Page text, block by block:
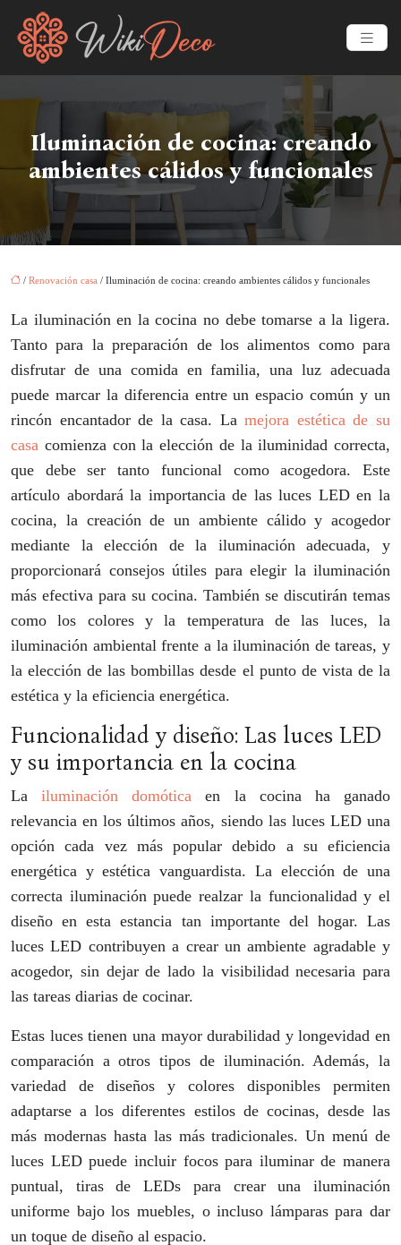
Iluminación de cocina: creando
ambientes cálidos y funcionales
/ Renovación casa / Iluminación de cocina: creando ambientes cálidos y funcionales
La iluminación en la cocina no debe tomarse a la ligera.
Tanto para la preparación de los alimentos como para
disfrutar de una comida en familia, una luz adecuada
puede marcar la diferencia entre un espacio común y un
rincón encantador de la casa. Lamejora estética de su
casa comienza con la elección de la iluminidad correcta,
que debe ser tanto funcional como acogedora. Este
artículo abordará la importancia de las luces LED en la
cocina, la creación de un ambiente cálido y acogedor
mediante la elección de la iluminación adecuada, y
proporcionará consejos útiles para elegir la iluminación
más efectiva para su cocina. También se discutirán temas
como los colores y la temperatura de las luces, la
iluminación ambiental frente a la iluminación de tareas, y
la elección de las bombillas desde el punto de vista de la
estética y la eficiencia energética.
Funcionalidad y diseño: Las luces LED
y su importancia en la cocina
Lailuminación domótica en la cocina ha ganado
relevancia en los últimos años, siendo las luces LED una
opción cada vez más popular debido a su eficiencia
energética y estética vanguardista. La elección de una
correcta iluminación puede realzar la funcionalidad y el
diseño en esta estancia tan importante del hogar. Las
luces LED contribuyen a crear un ambiente agradable y
acogedor, sin dejar de lado la visibilidad necesaria para
las tareas diarias de cocinar.
Estas luces tienen una mayor durabilidad y longevidad en
comparación a otros tipos de iluminación. Además, la
variedad de diseños y colores disponibles permiten
adaptarse a los diferentes estilos de cocinas, desde las
más modernas hasta las más tradicionales. Un menú de
luces LED puede incluir focos para iluminar de manera
puntual, tiras de LEDs para crear una iluminación
uniforme bajo los muebles, o incluso lámparas para dar
un toque de diseño al espacio.